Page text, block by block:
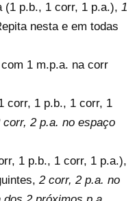
(1 p.b., 1 corr, 1 p.a.), 1
nesta e em todas
1 m.p.a. na corr
corr, 1 p.b., 1 corr, 1
corr, 2 p.a. no espaço
1 p.b., 1 corr, 1 p.a.),
2 corr, 2 p.a. no